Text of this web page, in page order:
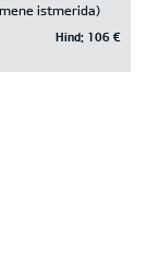
istmerida)
Hind: 106 €